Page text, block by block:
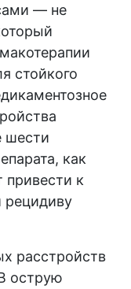
— не
стойкого
шести
как
к
рецидиву
расстройств
острую